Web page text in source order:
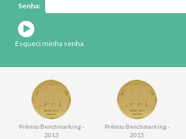
Senha:
Esqueci minha senha
Prêmio Benchmarking -
2013
Prêmio Benchmarking -
2015